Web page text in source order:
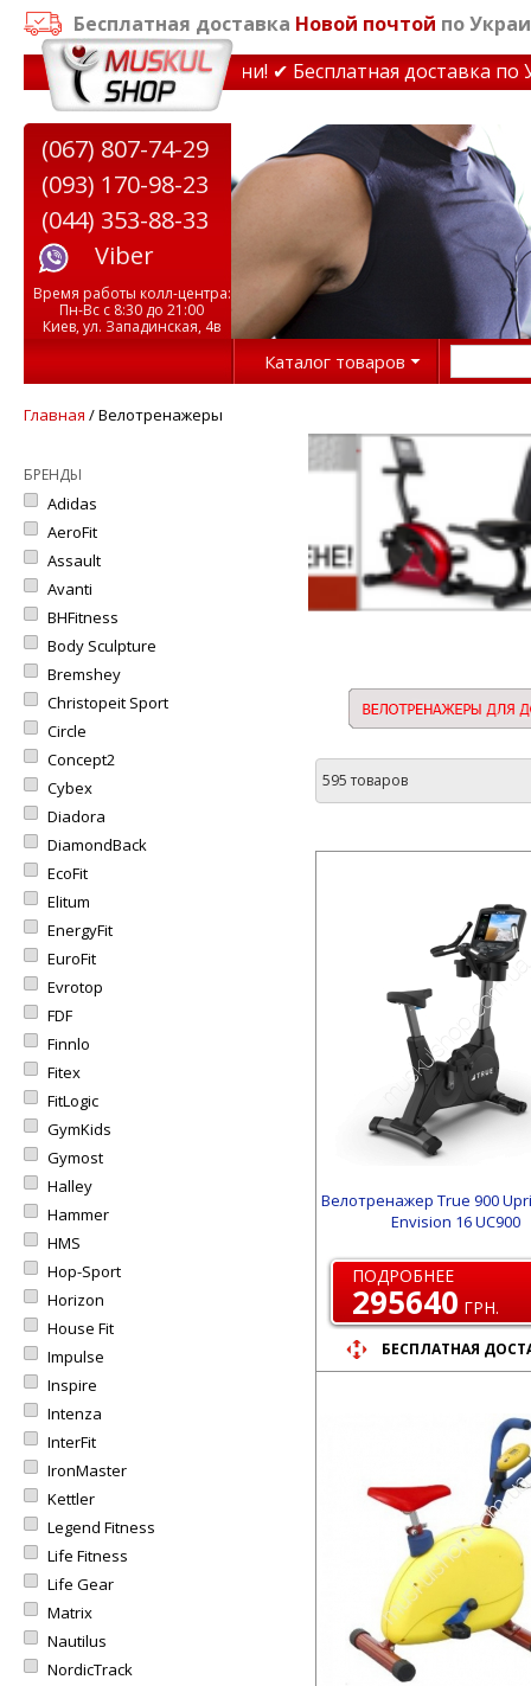
Бесплатная доставка Новой почтой по
до 15% Звони! ✔ Бесплатная доставка по Украине
(067) 807-74-29
(093) 170-98-23
(044) 353-88-33
Viber
Время работы колл-центра:
Пн-Вс с 8:30 до 21:00
Киев, ул. Западинская, 4в
Каталог товаров
Главная / Велотренажеры
БРЕНДЫ
Adidas
AeroFit
Assault
Avanti
BHFitness
Body Sculpture
Bremshey
Christopeit Sport
Circle
Concept2
Cybex
Diadora
DiamondBack
EcoFit
Elitum
EnergyFit
EuroFit
Evrotop
FDF
Finnlo
Fitex
FitLogic
GymKids
Gymost
Halley
Hammer
HMS
Hop-Sport
Horizon
House Fit
Impulse
Inspire
Intenza
InterFit
IronMaster
Kettler
Legend Fitness
Life Fitness
Life Gear
Matrix
Nautilus
NordicTrack
595 товаров
Велотренажер True 900
Envision 16 UC900
ПОДРОБНЕЕ
295640 ГРН.
БЕСПЛАТНАЯ